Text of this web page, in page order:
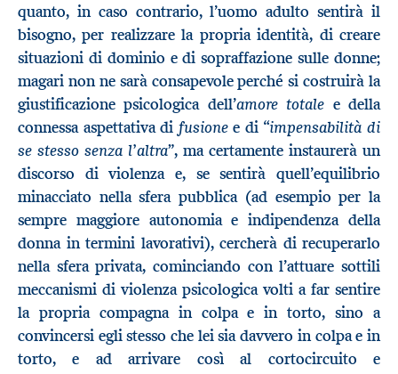
quanto, in caso contrario, l’uomo adulto sentirà il
bisogno, per realizzare la propria identità, di creare
situazioni di dominio e di sopraffazione sulle donne;
magari non ne sarà consapevole perché si costruirà la
giustificazione psicologica dell’amore totale e della
connessa aspettativa di fusionee di “impensabilità di
se stesso senza l’altra”, ma certamente instaurerà un
discorso di violenza e, se sentirà quell’equilibrio
minacciato nella sfera pubblica (ad esempio per la
sempre maggiore autonomia e indipendenza della
donna in termini lavorativi), cercherà di recuperarlo
nella sfera privata, cominciando con l’attuare sottili
meccanismi di violenza psicologica volti a far sentire
la propria compagna in colpa e in torto, sino a
convincersi egli stesso che lei sia davvero in colpa e in
torto, e ad arrivare così al cortocircuito e